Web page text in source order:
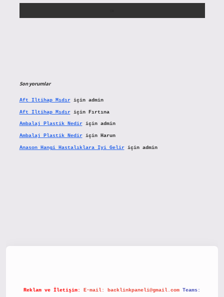
Son yorumlar
Aft Iltihap Mıdıriçin admin
Aft Iltihap Mıdıriçin Fırtına
Ambalaj Plastik Nediriçin admin
Ambalaj Plastik Nediriçin Harun
Anason Hangi Hastalıklara Iyi Geliriçin admin
Reklam ve İletişim: E-mail: backlinkpaneli@gmail.com Teams: